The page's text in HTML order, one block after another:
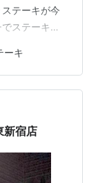
テーキが今
ステーキを
じですね
ですが。
ーキ
宿店